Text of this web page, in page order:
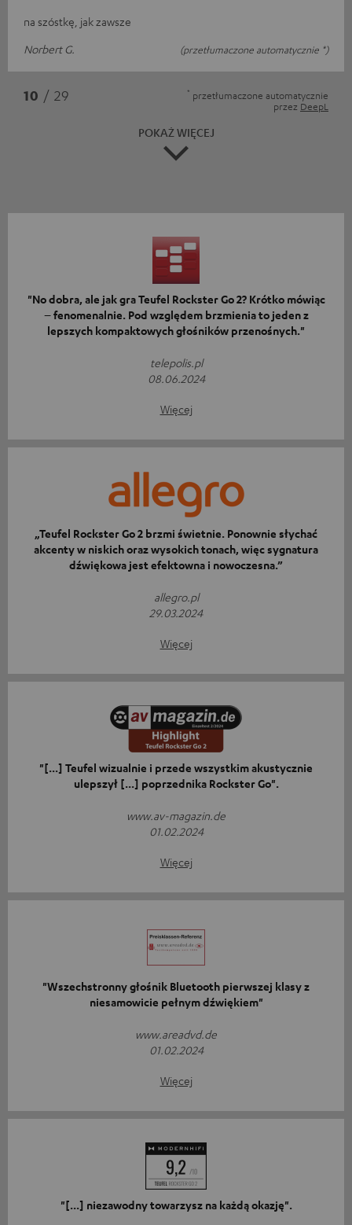
na szóstkę, jak zawsze
Norbert G.
(przetłumaczone automatycznie *)
10 / 29 * przetłumaczone automatycznie
przez DeepL
POKAŻ WIĘCEJ
"No dobra, ale jak gra Teufel Rockster Go 2? Krótko mówiąc
– fenomenalnie. Pod względem brzmienia to jeden z
lepszych kompaktowych głośników przenośnych."
telepolis.pl
08.06.2024
Więcej
„Teufel Rockster Go 2 brzmi świetnie. Ponownie słychać
akcenty w niskich oraz wysokich tonach, więc sygnatura
dźwiękowa jest efektowna i nowoczesna.”
allegro.pl
29.03.2024
Więcej
"[...] Teufel wizualnie i przede wszystkim akustycznie
ulepszył [...] poprzednika Rockster Go".
www.av-magazin.de
01.02.2024
Więcej
"Wszechstronny głośnik Bluetooth pierwszej klasy z
niesamowicie pełnym dźwiękiem"
www.areadvd.de
01.02.2024
Więcej
"[...] niezawodny towarzysz na każdą okazję".